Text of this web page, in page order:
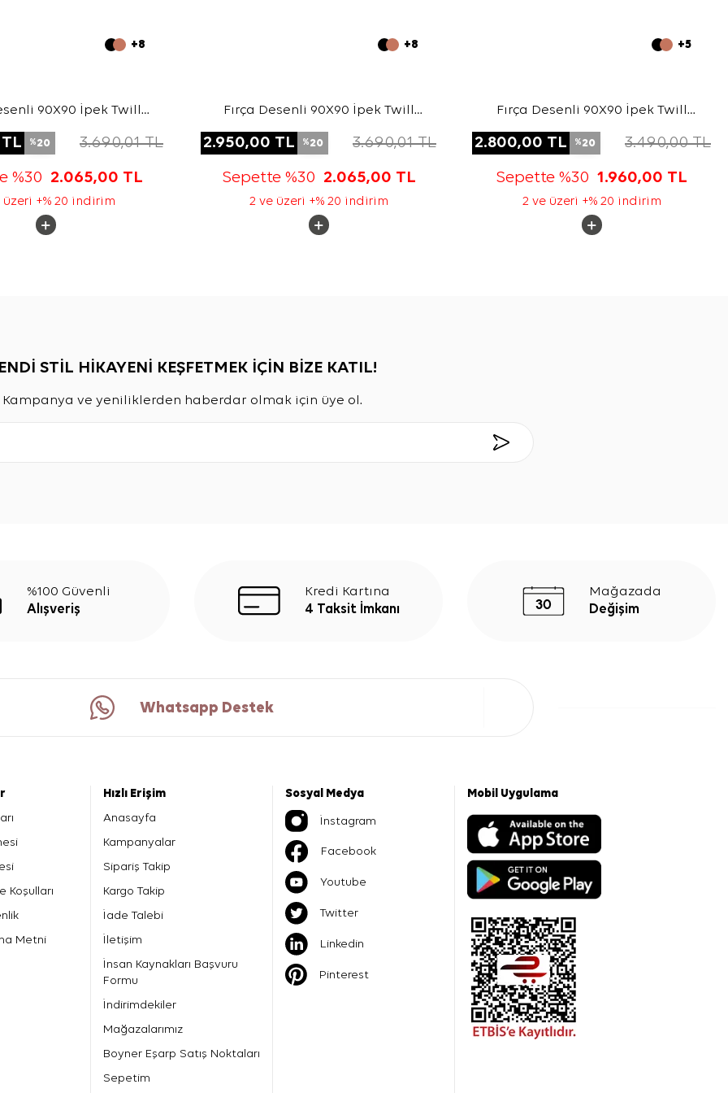
+8
90X90 İpek Twill
%20 3.690,01TL
%30 2.065,00 TL
üzeri +% 20 indirim
+8
Fırça Desenli 90X90 İpek Twill
2.950,00 TL %20 3.690,01TL
Sepette %30 2.065,00 TL
2 ve üzeri +% 20 indirim
+5
Fırça Desenli 90X90 İpek Twill
2.800,00 TL %20 3.490,00TL
Sepette %30 1.960,00 TL
2 ve üzeri +% 20 indirim
STİL HİKAYENİ KEŞFETMEK İÇİN BİZE KATIL!
Kampanya ve yeniliklerden haberdar olmak için üye ol.
%100 Güvenli
Alışveriş
Kredi Kartına
4 Taksit İmkanı
Mağazada
Değişim
Whatsapp Destek
Koşulları
Metni
Hızlı Erişim
Anasayfa
Kampanyalar
Sipariş Takip
Kargo Takip
İade Talebi
İletişim
İnsan Kaynakları Başvuru
Formu
İndirimdekiler
Mağazalarımız
Boyner Eşarp Satış Noktaları
Sepetim
Sosyal Medya
İnstagram
Facebook
Youtube
Twitter
Linkedin
Pinterest
Mobil Uygulama